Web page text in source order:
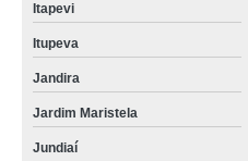
Itapevi
Itupeva
Jandira
Jardim Maristela
Jundiaí